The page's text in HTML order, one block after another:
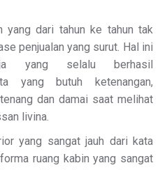
dari tahun ke tahun tak
penjualan yang surut. Hal ini
yang selalu berhasil
yang butuh ketenangan,
dan damai saat melihat
livina.
yang sangat jauh dari kata
ruang kabin yang sangat